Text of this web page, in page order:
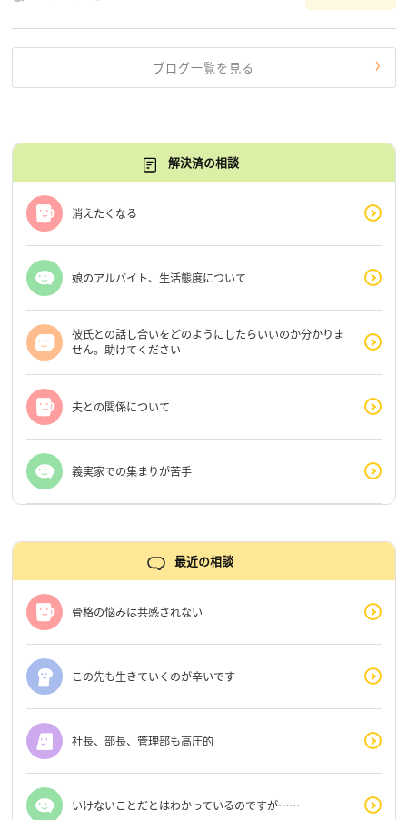
だけじゃないんだな」と、逆に励まされるような日々で
ブログ一覧を見る
解決済の相談
消えたくなる
娘のアルバイト、生活態度について
彼氏との話し合いをどのようにしたらいいのか分かりま
せん。助けてください
夫との関係について
義実家での集まりが苦手
最近の相談
骨格の悩みは共感されない
この先も生きていくのが辛いです
社長、部長、管理部も高圧的
いけないことだとはわかっているのですが……